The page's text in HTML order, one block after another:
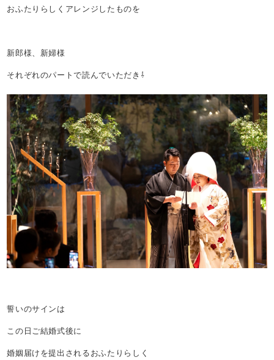
おふたりらしくアレンジしたものを
新郎様、新婦様
それぞれのパートで読んでいただき⇩
誓いのサインは
この日ご結婚式後に
婚姻届けを提出されるおふたりらしく